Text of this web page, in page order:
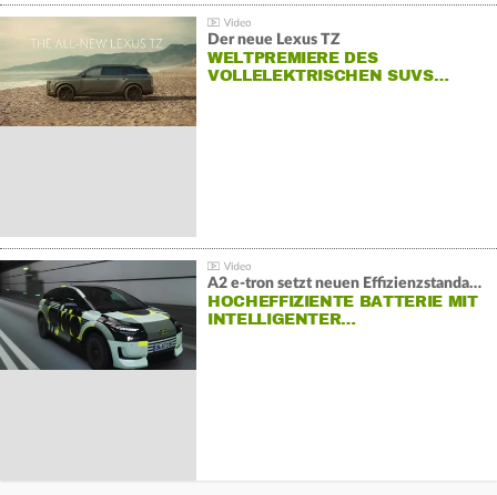
Der neue Lexus TZ
WELTPREMIERE DES
VOLLELEKTRISCHEN SUVS…
A2 e-tron setzt neuen Effizienzstandard bei Audi
HOCHEFFIZIENTE BATTERIE MIT
INTELLIGENTER…